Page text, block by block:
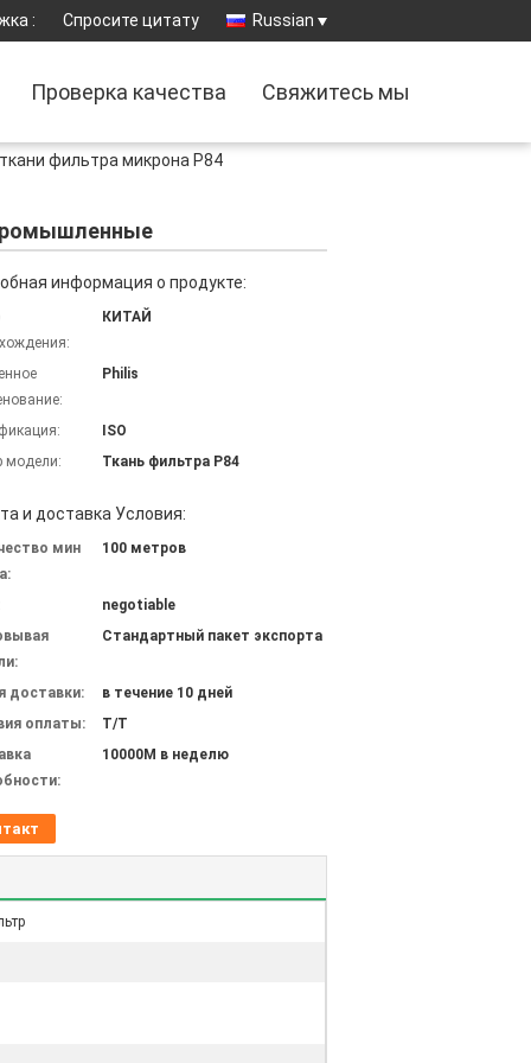
: Спросите цитату Russian
Проверка качества Свяжитесь мы
фильтра микрона P84
информация о продукте:
КИТАЙ
Philis
ISO
модели:
Ткань фильтра P84
и доставка Условия:
мин
100 метров
negotiable
Стандартный пакет экспорта
доставки:
в течение 10 дней
оплаты:
T/T
10000M в неделю